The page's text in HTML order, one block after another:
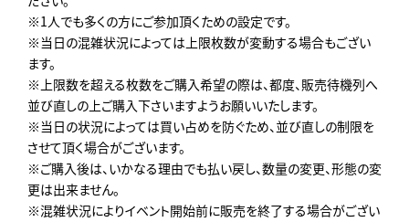
※1人でも多くの方にご参加頂くための設定です。
※当日の混雑状況によっては上限枚数が変動する場合もござい
ます。
※上限数を超える枚数をご購入希望の際は、都度、販売待機列へ
並び直しの上ご購入下さいますようお願いいたします。
※当日の状況によっては買い占めを防ぐため、並び直しの制限を
させて頂く場合がございます。
※ご購入後は、いかなる理由でも払い戻し、数量の変更、形態の変
更は出来ません。
※混雑状況によりイベント開始前に販売を終了する場合がござい